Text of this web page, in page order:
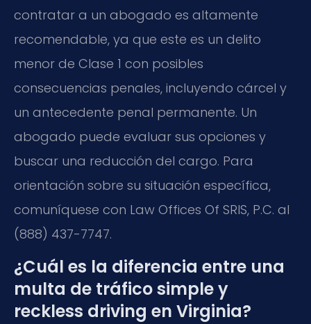
contratar a un abogado es altamente
recomendable, ya que este es un delito
menor de Clase 1 con posibles
consecuencias penales, incluyendo cárcel y
un antecedente penal permanente. Un
abogado puede evaluar sus opciones y
buscar una reducción del cargo. Para
orientación sobre su situación específica,
comuníquese con Law Offices Of SRIS, P.C. al
(888) 437-7747.
¿Cuál es la diferencia entre una
multa de tráfico simple y
reckless driving en Virginia?